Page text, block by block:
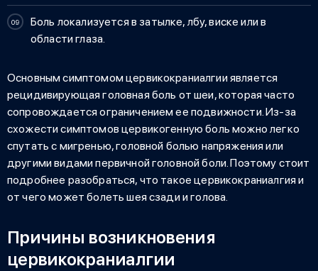
Боль локализуется в затылке, лбу, виске или в
области глаза.
Основным симптомомцервикокраниалгииявляется
рецидивирующая головная боль от шеи, которая часто
сопровождается ограничением ее подвижности. Из-за
схожести симптомов цервикогенную боль можно легко
спутать с мигренью, головной болью напряжения или
другими видами первичной головной боли. Поэтому стоит
подробнее разобраться, что такое цервикокраниалгияи
от чего может болеть шея сзади и голова.
Причины возникновения
цервикокраниалгии